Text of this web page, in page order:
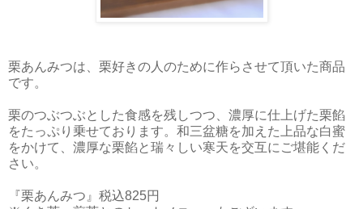
栗あんみつは、栗好きの人のために作らさせて頂いた商品
です。
栗のつぶつぶとした食感を残しつつ、濃厚に仕上げた栗餡
をたっぷり乗せております。和三盆糖を加えた上品な白蜜
をかけて、濃厚な栗餡と瑞々しい寒天を交互にご堪能くだ
さい。
『栗あんみつ』税込825円